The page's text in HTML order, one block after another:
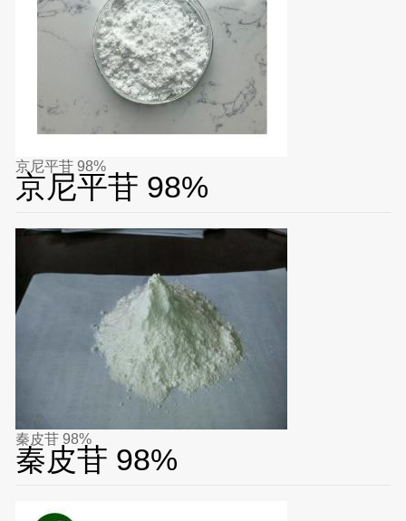
京尼平苷 98%
京尼平苷 98%
秦皮苷 98%
秦皮苷 98%